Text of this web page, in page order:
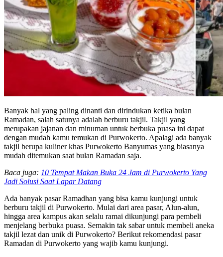
Banyak hal yang paling dinanti dan dirindukan ketika bulan
Ramadan, salah satunya adalah berburu takjil. Takjil yang
merupakan jajanan dan minuman untuk berbuka puasa ini dapat
dengan mudah kamu temukan di Purwokerto. Apalagi ada banyak
takjil berupa kuliner khas Purwokerto Banyumas yang biasanya
mudah ditemukan saat bulan Ramadan saja.
Baca juga: 10 Tempat Makan Buka 24 Jam di Purwokerto Yang
Jadi Solusi Saat Lapar Datang
Ada banyak pasar Ramadhan yang bisa kamu kunjungi untuk
berburu takjil di Purwokerto. Mulai dari area pasar, Alun-alun,
hingga area kampus akan selalu ramai dikunjungi para pembeli
menjelang berbuka puasa. Semakin tak sabar untuk membeli aneka
takjil lezat dan unik di Purwokerto? Berikut rekomendasi pasar
Ramadan di Purwokerto yang wajib kamu kunjungi.